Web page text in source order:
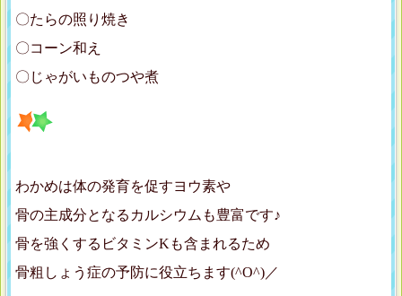
〇たらの照り焼き
〇コーン和え
〇じゃがいものつや煮
わかめは体の発育を促すヨウ素や
骨の主成分となるカルシウムも豊富です♪
骨を強くするビタミンKも含まれるため
骨粗しょう症の予防に役立ちます(^O^)／